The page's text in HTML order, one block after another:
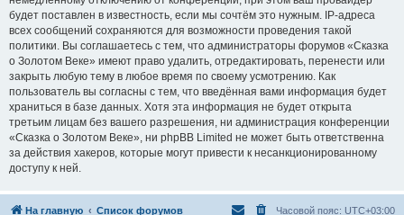
будет поставлен в известность, если мы сочтём это нужным. IP-адреса
всех сообщений сохраняются для возможности проведения такой
политики. Вы соглашаетесь с тем, что администраторы форумов «Сказка
о Золотом Веке» имеют право удалить, отредактировать, перенести или
закрыть любую тему в любое время по своему усмотрению. Как
пользователь вы согласны с тем, что введённая вами информация будет
храниться в базе данных. Хотя эта информация не будет открыта
третьим лицам без вашего разрешения, ни администрация конференции
«Сказка о Золотом Веке», ни phpBB Limited не может быть ответственна
за действия хакеров, которые могут привести к несанкционированному
доступу к ней.
На главную Список форумов Часовой пояс: UTC+03:00